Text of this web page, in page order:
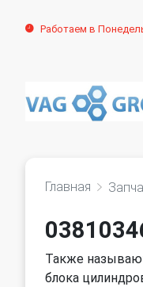
Работаем в
Главная
Также
блока